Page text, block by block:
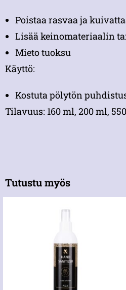
Poistaa rasvaa ja
Lisää keinomateriaalin
Mieto tuoksu
Käyttö:
Kostuta pölytön
Tilavuus: 160 ml, 200 ml,
Tutustu myös